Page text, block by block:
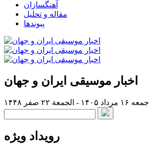
آهنگسازان
مقاله و تحلیل
پیوندها
اخبار موسیقی ایران و جهان
جمعه ۱۶ مرداد ۱۴۰۵ - الجمعة ۲۲ صفر ۱۴۴۸
رویداد ویژه